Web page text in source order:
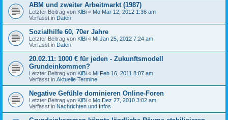
ABM und zweiter Arbeitmarkt (1987)
Letzter Beitrag von KlBi « Mo Mär 12, 2012 1:36 am
Verfasst in Daten
Sozialhilfe 60, 70er Jahre
Letzter Beitrag von KlBi « Mi Jan 25, 2012 7:24 am
Verfasst in Daten
20.02.11: 1000 € für jeden - Zukunftsmodell
Grundeinkommen?
Letzter Beitrag von KlBi « Mi Feb 16, 2011 8:07 am
Verfasst in Aktuelle Termine
Negative Gefühle dominieren Online-Foren
Letzter Beitrag von KlBi « Mo Dez 27, 2010 3:02 am
Verfasst in Nachrichten und Infos